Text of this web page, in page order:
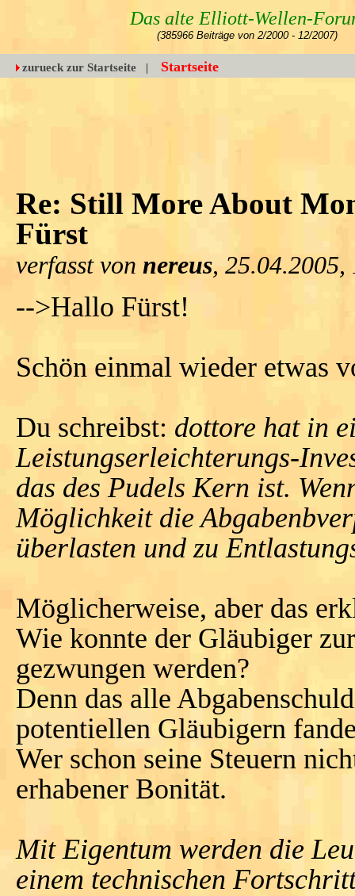
Das alte Elliott-Wellen-
(385966 Beiträge von 2/2000 - 12/2007)
zurueck zur Startseite | Startseite
Re: Still More About
Fürst
verfasst von nereus, 25.04.2005,
-->Hallo Fürst!
Schön einmal wieder etwas
Du schreibst: dottore hat in
Leistungserleichterungs-
das des Pudels Kern ist.
Möglichkeit die
überlasten und zu
Möglicherweise, aber das
Wie konnte der Gläubiger
gezwungen werden?
Denn das alle
potentiellen Gläubigern
Wer schon seine Steuern
erhabener Bonität.
Mit Eigentum werden die
einem technischen